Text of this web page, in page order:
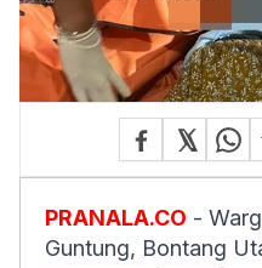
PRANALA.CO -
Guntung, Bontang